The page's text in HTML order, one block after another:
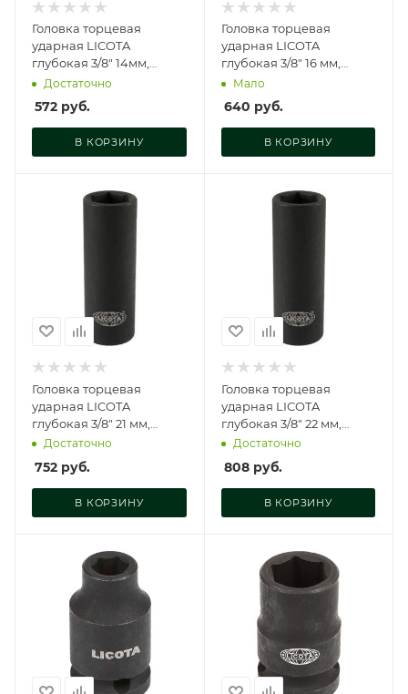
Головка торцевая
ударная LICOTA
глубокая 3/8" 14мм,
A3014L
Достаточно
572 руб.
В КОРЗИНУ
Головка торцевая
ударная LICOTA
глубокая 3/8" 16 мм,
A3016L
Мало
640 руб.
В КОРЗИНУ
Головка торцевая
ударная LICOTA
глубокая 3/8" 21 мм,
A3021L
Достаточно
752 руб.
В КОРЗИНУ
Головка торцевая
ударная LICOTA
глубокая 3/8" 22 мм,
A3022L
Достаточно
808руб.
В КОРЗИНУ